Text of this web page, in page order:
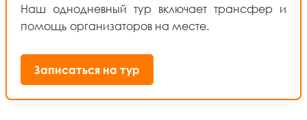
Наш однодневный тур включает трансфер и
помощь организаторов на месте.
Записаться на тур